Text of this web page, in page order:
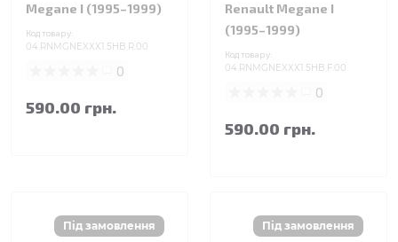
Megane I (1995–1999)
Код товару:
04.RNMGNEXXX1.5HB.R.00
0
590.00 грн.
Renault Megane I
(1995–1999)
Код товару:
04.RNMGNEXXX1.5HB.F.00
0
590.00 грн.